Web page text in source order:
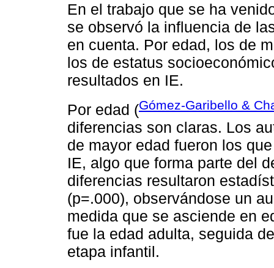
En el trabajo que se ha
se observó la influencia de
en cuenta. Por edad, los de
los de estatus
resultados en IE.
Por edad (Gómez-Garibello &
diferencias son claras. Los
de mayor edad fueron los
IE, algo que forma parte del
diferencias resultaron
(p=.000), observándose un
medida que se asciende en
fue la edad adulta, seguida
etapa infantil.